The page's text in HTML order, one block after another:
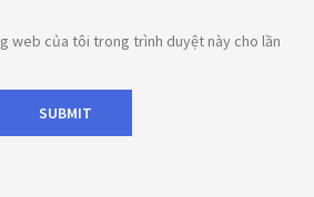
web của tôi trong trình duyệt này cho lần